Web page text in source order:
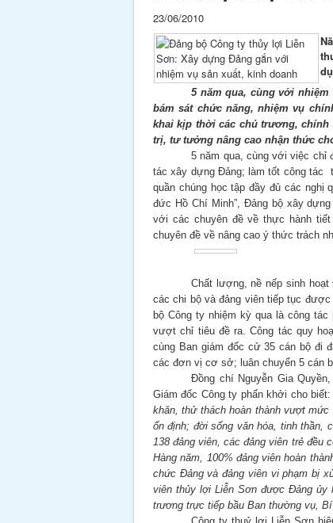
23/06/2010
5 năm qua, cùng với
bám sát chức năng, nhiệm vụ
khai kịp thời các chủ trương,
trị, tư tưởng nâng cao nhận thức
5 năm qua, cùng với việc chỉ
tác xây dựng Đảng; làm tốt công tác
quần chúng học tập đầy đủ các nghị
đức Hồ Chí Minh”, Đảng bộ xây
với các chuyên đề về thực hành
chuyên đề về nâng cao ý thức trách
Chất lượng, nề nếp sinh
các chi bộ và đảng viên tiếp tục
bộ Công ty nhiệm kỳ qua là công
vượt chỉ tiêu đề ra. Công tác quy
cùng Ban giám đốc cử 35 cán bộ đi
các đơn vị cơ sở; luân chuyển 5 cán
Đồng chí Nguyễn Gia
Giám đốc Công ty phấn khởi cho biết:
khăn, thử thách hoàn thành vượt
ổn định; đời sống văn hóa, tinh thần,
138 đảng viên, các đảng viên trẻ đều
Hàng năm, 100% đảng viên hoàn
chức Đảng và đảng viên vi phạm bị
viên thủy lợi Liễn Sơn được Đảng ủy
trương trực tiếp bầu Ban thường vụ,